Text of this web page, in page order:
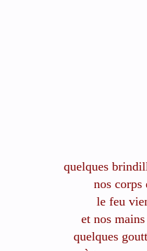
quelques
nos corps
le feu
et nos
quelques